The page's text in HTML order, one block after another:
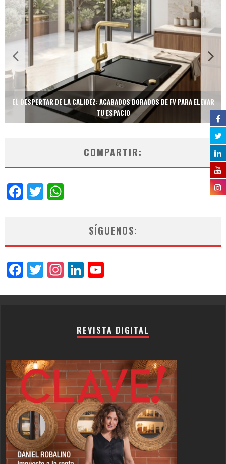
EL DESPERTAR DE LA CALIDEZ: ACABADOS DORADOS DE FV PARA ELEVAR
TU ESPACIO
COMPARTIR:
Facebook
Twitter
SÍGUENOS:
Facebook
Twitter
Instagram
LinkedIn
REVISTA DIGITAL